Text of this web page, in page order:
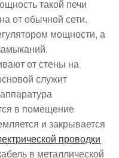
такой печи
от обычной сети.
мощности, а
от стены на
служит
в помещение
и закрывается
проводки
в металлической